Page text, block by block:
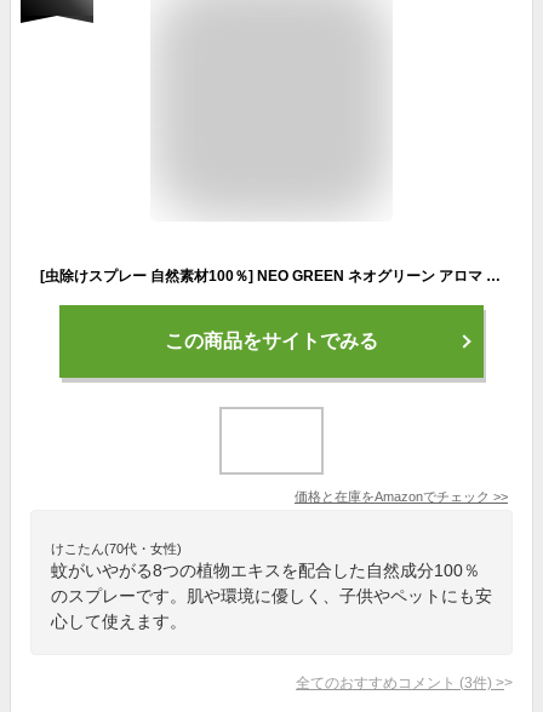
[虫除けスプレー 自然素材100％] NEO GREEN ネオグリーン アロマ ミスト オーガニック 国産 無添加 携帯用 子供 ペット アウトドア ネオナチュラル 110mL 1本
この商品をサイトでみる
価格と在庫をAmazonでチェック >>
けこたん(70代・女性)
蚊がいやがる8つの植物エキスを配合した自然成分100％
のスプレーです。肌や環境に優しく、子供やペットにも安
心して使えます。
全てのおすすめコメント (3件) >